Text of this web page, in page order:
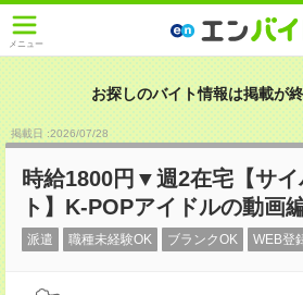
メニュー
お探しのバイト情報は掲載が終
掲載日 :2026/07/28
時給1800円▼週2在宅【サ
ト】K-POPアイドルの動画
派遣 職種未経験OK ブランクOK WEB登